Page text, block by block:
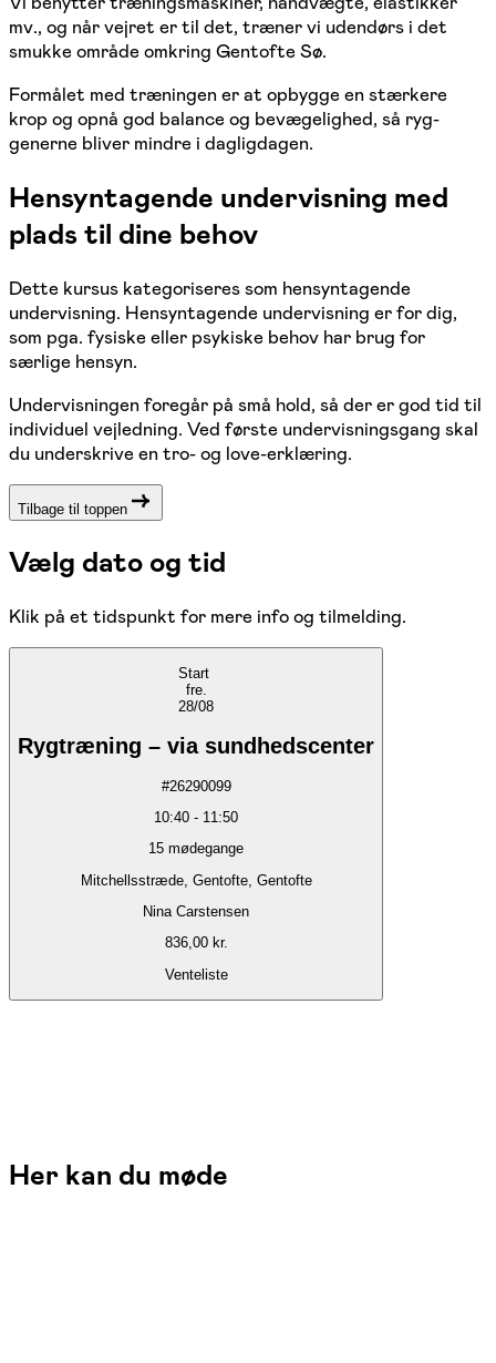
mv., og når vejret er til det, træner vi udendørs i det
smukke område omkring Gentofte Sø.
Formålet med træningen er at opbygge en stærkere
krop og opnå god balance og bevægelighed, så ryg-
generne bliver mindre i dagligdagen.
Hensyntagende undervisning med
plads til dine behov
Dette kursus kategoriseres som hensyntagende
undervisning. Hensyntagende undervisning er for dig,
som pga. fysiske eller psykiske behov har brug for
særlige hensyn.
Undervisningen foregår på små hold, så der er god tid til
individuel vejledning. Ved første undervisningsgang skal
du underskrive en tro- og love-erklæring.
Tilbage til toppen
Vælg dato og tid
Klik på et tidspunkt for mere info og tilmelding.
Start
fre.
28/08
Rygtræning – via sundhedscenter
#26290099
10:40 - 11:50
15 mødegange
Mitchellsstræde, Gentofte, Gentofte
Nina Carstensen
836,00 kr.
Venteliste
Her kan du møde